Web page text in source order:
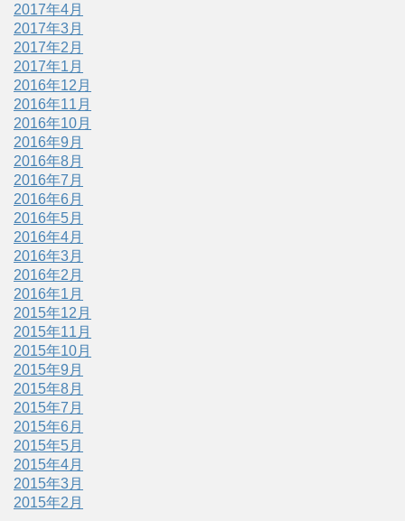
2017年4月
2017年3月
2017年2月
2017年1月
2016年12月
2016年11月
2016年10月
2016年9月
2016年8月
2016年7月
2016年6月
2016年5月
2016年4月
2016年3月
2016年2月
2016年1月
2015年12月
2015年11月
2015年10月
2015年9月
2015年8月
2015年7月
2015年6月
2015年5月
2015年4月
2015年3月
2015年2月